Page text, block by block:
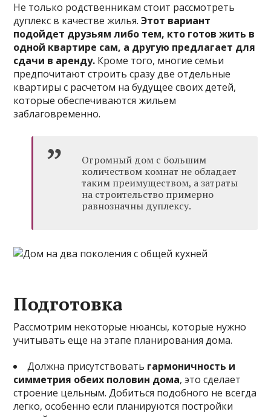
Не только родственникам стоит рассмотреть
дуплекс в качестве жилья.Этот вариант
подойдет друзьям либо тем, кто готов жить в
одной квартире сам, а другую предлагает для
сдачи в аренду. Кроме того, многие семьи
предпочитают строить сразу две отдельные
квартиры с расчетом на будущее своих детей,
которые обеспечиваются жильем
заблаговременно.
Огромный дом с большим
количеством комнат не обладает
таким преимуществом, а затраты
на строительство примерно
равнозначны дуплексу.
Подготовка
Рассмотрим некоторые нюансы, которые нужно
учитывать еще на этапе планирования дома.
Должна присутствовать гармоничность и
симметрия обеих половин дома, это сделает
строение цельным. Добиться подобного не всегда
легко, особенно если планируются постройки